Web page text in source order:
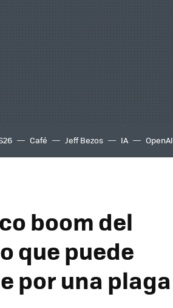
Café Jeff Bezos IA OpenAI
boom del
que puede
por una plaga